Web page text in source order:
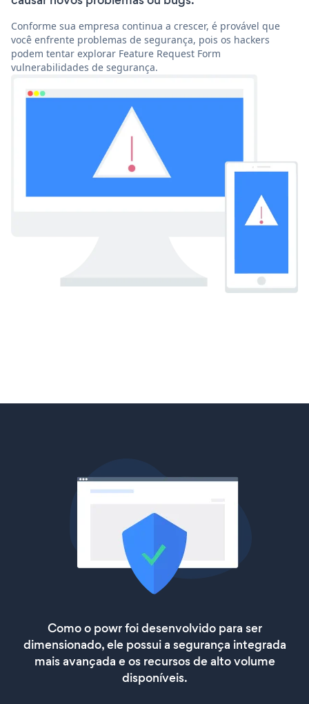
Conforme sua empresa continua a crescer, é provável que
você enfrente problemas de segurança, pois os hackers
podem tentar explorar Feature Request Form
vulnerabilidades de segurança.
Como o powr foi desenvolvido para ser
dimensionado, ele possui a segurança integrada
mais avançada e os recursos de alto volume
disponíveis.